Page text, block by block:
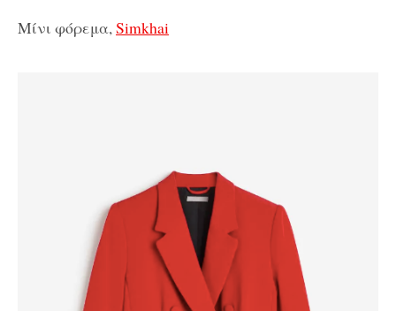
Μίνι φόρεμα, Simkhai